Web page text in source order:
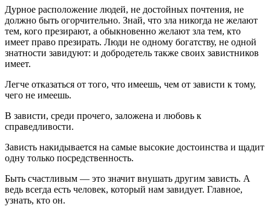
Дурное расположение людей, не достойных почтения, не
должно быть огорчительно. Знай, что зла никогда не желают
тем, кого презирают, а обыкновенно желают зла тем, кто
имеет право презирать. Люди не одному богатству, не одной
знатности завидуют: и добродетель также своих завистников
имеет.
Легче отказаться от того, что имеешь, чем от зависти к тому,
чего не имеешь.
В зависти, среди прочего, заложена и любовь к
справедливости.
Зависть накидывается на самые высокие достоинства и щадит
одну только посредственность.
Быть счастливым — это значит внушать другим зависть. А
ведь всегда есть человек, который нам завидует. Главное,
узнать, кто он.